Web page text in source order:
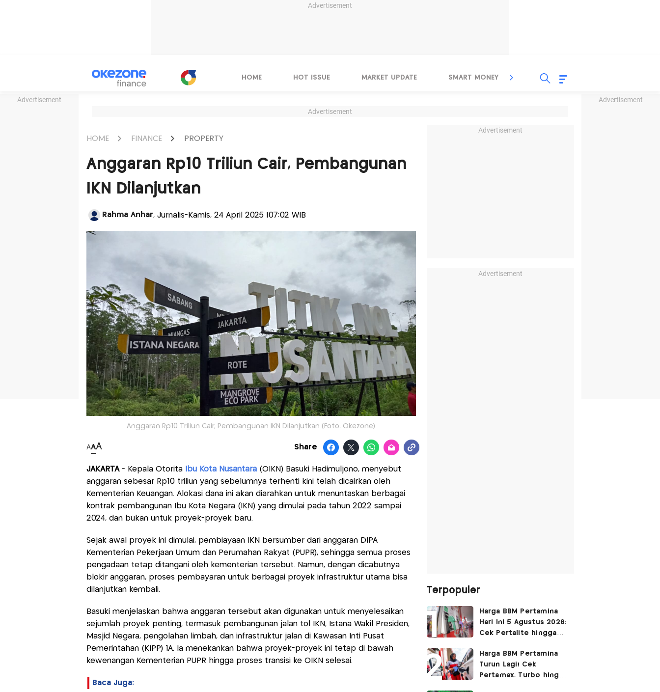
Advertisement
Advertisement Advertisement
HOME HOT ISSUE MARKET UPDATE SMART MONEY INSPIRASI BISNIS
Advertisement
HOME FINANCE PROPERTY
Anggaran Rp10 Triliun Cair, Pembangunan
IKN Dilanjutkan
Rahma Anhar, Jurnalis-Kamis, 24 April 2025 |07:02 WIB
Anggaran Rp10 Triliun Cair, Pembangunan IKN Dilanjutkan (Foto: Okezone)
AAA Share
JAKARTA - Kepala Otorita Ibu Kota Nusantara(OIKN) Basuki Hadimuljono, menyebut
anggaran sebesar Rp10 triliun yang sebelumnya terhenti kini telah dicairkan oleh
Kementerian Keuangan. Alokasi dana ini akan diarahkan untuk menuntaskan berbagai
kontrak pembangunan Ibu Kota Negara (IKN) yang dimulai pada tahun 2022 sampai
2024, dan bukan untuk proyek-proyek baru.
Sejak awal proyek ini dimulai, pembiayaan IKN bersumber dari anggaran DIPA
Kementerian Pekerjaan Umum dan Perumahan Rakyat (PUPR), sehingga semua proses
pengadaan tetap ditangani oleh kementerian tersebut. Namun, dengan dicabutnya
blokir anggaran, proses pembayaran untuk berbagai proyek infrastruktur utama bisa
dilanjutkan kembali.
Basuki menjelaskan bahwa anggaran tersebut akan digunakan untuk menyelesaikan
sejumlah proyek penting, termasuk pembangunan jalan tol IKN, Istana Wakil Presiden,
Masjid Negara, pengolahan limbah, dan infrastruktur jalan di Kawasan Inti Pusat
Pemerintahan (KIPP) 1A. Ia menekankan bahwa proyek-proyek ini tetap di bawah
kewenangan Kementerian PUPR hingga proses transisi ke OIKN selesai.
Baca Juga:
Advertisement
Advertisement
Terpopuler
Harga BBM Pertamina
Hari Ini 5 Agustus 2026:
Cek Pertalite hingga
Turun
Harga BBM Pertamina
Turun Lagi! Cek
Pertamax, Turbo hingga